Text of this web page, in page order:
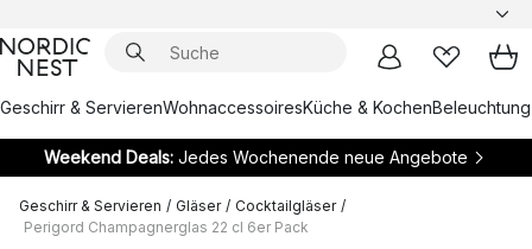
Geschirr & ServierenWohnaccessoiresKüche & KochenBeleuchtung
Weekend Deals:Jedes Wochenende neue Angebote
Geschirr & Servieren / Gläser / Cocktailgläser /
Perigord Champagnerglas 22 cl 6er Pack